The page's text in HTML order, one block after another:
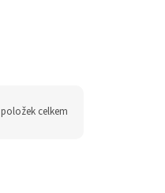
položek celkem